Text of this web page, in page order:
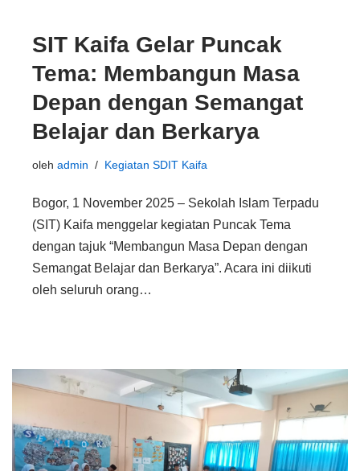
SIT Kaifa Gelar Puncak
Tema: Membangun Masa
Depan dengan Semangat
Belajar dan Berkarya
oleh admin Kegiatan SDIT Kaifa
Bogor, 1 November 2025 – Sekolah Islam Terpadu
(SIT) Kaifa menggelar kegiatan Puncak Tema
dengan tajuk “Membangun Masa Depan dengan
Semangat Belajar dan Berkarya”. Acara ini diikuti
oleh seluruh orang…